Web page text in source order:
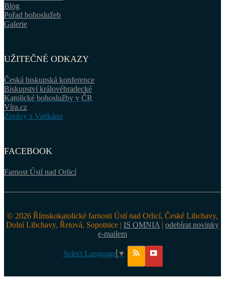
Blog
Pořad bohoslužeb
Galerie
UŽITEČNÉ ODKAZY
Česká biskupská konference
Biskupství královéhradecké
Katolické bohoslužby v ČR
Víra.cz
Zprávy z Vatikánu
FACEBOOK
Farnost Ústí nad Orlicí
© 2026 Římskokatolické farnosti Ústí nad Orlicí, České Libchavy,
Dolní Libchavy, Řetová, Sopotnice | IS OMNIA | odebírat novinky
e-mailem
Select Language ▼